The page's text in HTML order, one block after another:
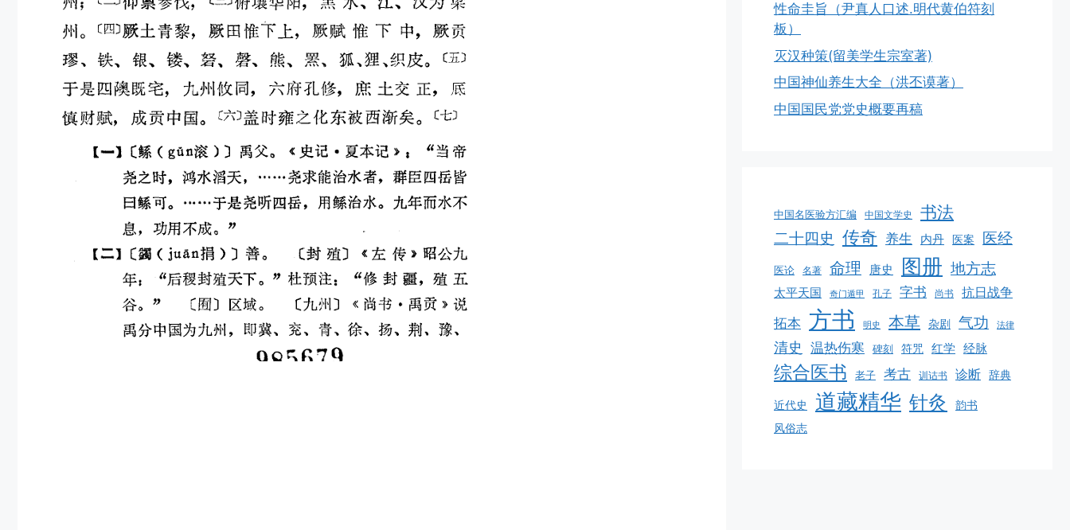
性命圭旨（尹真人口述.明代黄伯符刻
板）
灭汉种策(留美学生宗室著)
中国神仙养生大全（洪丕谟著）
中国国民党党史概要再稿
中国名医验方汇编 中国文学史 书法
二十四史 传奇 养生 内丹 医案 医经
医论 名著 命理 唐史 图册 地方志
太平天国 奇门遁甲 孔子 字书 尚书 抗日战争
拓本 方书 明史 本草 杂剧 气功 法律
清史 温热伤寒 碑刻 符咒 红学 经脉
综合医书 老子 考古 训诂书 诊断 辞典
近代史 道藏精华 针灸 韵书
风俗志